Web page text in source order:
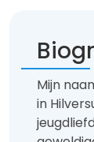
Mijn
in